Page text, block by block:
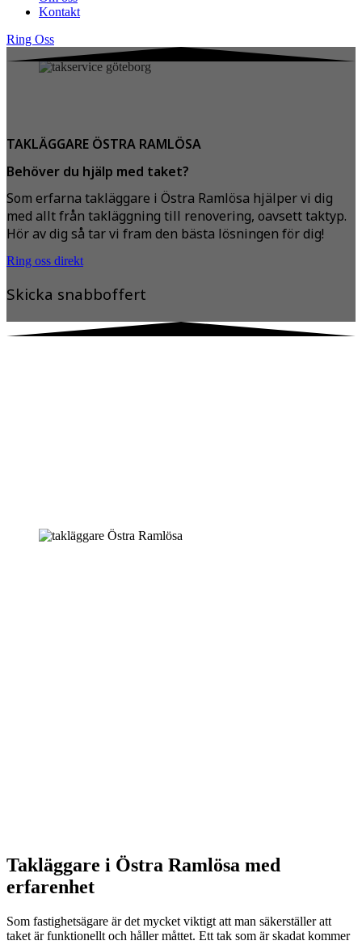
Kontakt
Ring Oss
TAKLÄGGARE ÖSTRA RAMLÖSA
Behöver du hjälp med taket?
Som erfarna takläggare i Östra Ramlösa hjälper vi dig
med allt från takläggning till renovering, oavsett taktyp.
Hör av dig så tar vi fram den bästa lösningen för dig!
Ring oss direkt
Skicka snabboffert
Takläggare i Östra Ramlösa med
erfarenhet
Som fastighetsägare är det mycket viktigt att man säkerställer att
taket är funktionellt och håller måttet. Ett tak som är skadat kommer